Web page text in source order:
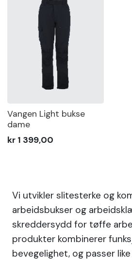
Vangen Light bukse
dame
kr 1 399,00
Vi utvikler slitesterke og
arbeidsbukser og
skreddersydd for tøffe
produkter kombinerer
bevegelighet, og passer